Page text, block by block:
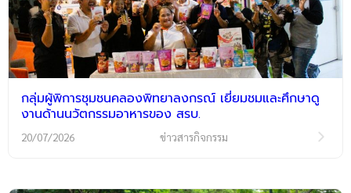
กลุ่มผู้พิการชุมชนคลองพิทยาลงกรณ์ เยี่ยมชมและศึกษาดู
งานด้านนวัตกรรมอาหารของ สรบ.
20/07/2026 ข่าวสารกิจกรรม